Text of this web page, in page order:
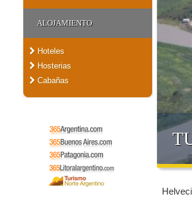
ALOJAMIENTO
Hoteles
Hosterias
Cabañas